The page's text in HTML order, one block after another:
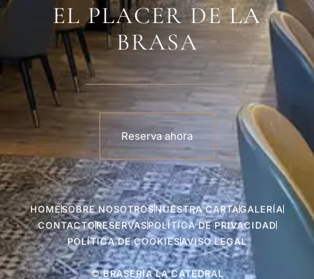
EL PLACER DE LA
BRASA
Reserva ahora
HOMESOBRE NOSOTROSNUESTRA CARTAGALERÍA
CONTACTORESERVASPOLÍTICA DE PRIVACIDAD
POLÍTICA DE COOKIESAVISO LEGAL
© BRASERIA LA CATEDRAL